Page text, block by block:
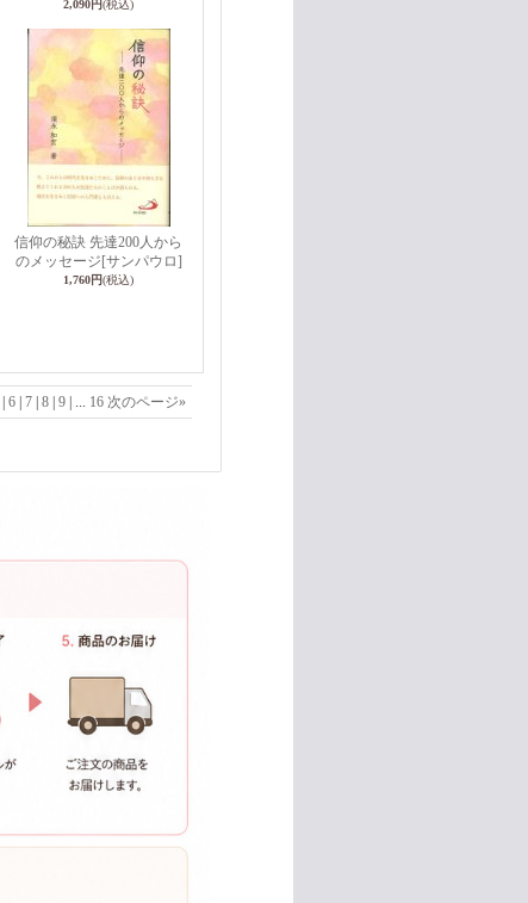
2,090円(税込)
信仰の秘訣 先達200人から
のメッセージ [サンパウロ]
1,760円(税込)
6 7 8 9 ... 16 次のページ»